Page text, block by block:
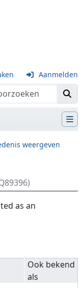
Aanmelden
weergeven
as an
Ook bekend
als